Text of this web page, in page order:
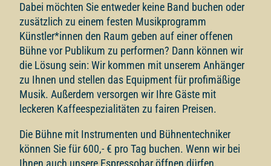
Dabei möchten Sie entweder keine Band buchen oder
zusätzlich zu einem festen Musikprogramm
Künstler*innen den Raum geben auf einer offenen
Bühne vor Publikum zu performen? Dann können wir
die Lösung sein: Wir kommen mit unserem Anhänger
zu Ihnen und stellen das Equipment für profimäßige
Musik. Außerdem versorgen wir Ihre Gäste mit
leckeren Kaffeespezialitäten zu fairen Preisen.
Die Bühne mit Instrumenten und Bühnentechniker
können Sie für 600,- € pro Tag buchen. Wenn wir bei
Ihnen auch unsere Espressobar öffnen dürfen,